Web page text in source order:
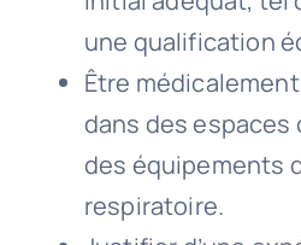
une qualification
Être
dans des
des équipements
respiratoire.